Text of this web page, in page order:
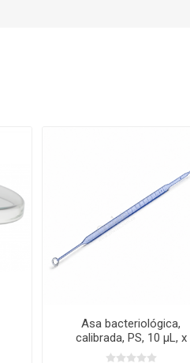
Asa bacteriológica,
calibrada, PS, 10 µL, x
paquete. Gosselin